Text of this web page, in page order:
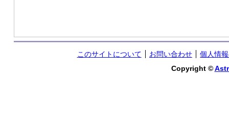
このサイトについて お問い合わせ
個人情
Copyright ©